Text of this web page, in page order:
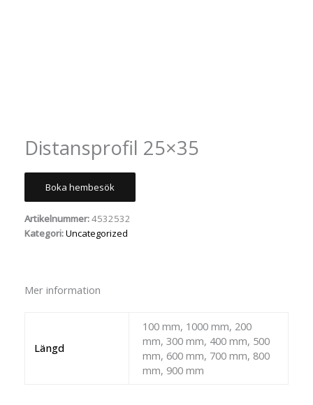
Distansprofil 25×35
Boka hembesök
Artikelnummer:4532532
Kategori:Uncategorized
Mer information
Längd
100 mm, 1000 mm, 200
mm, 300 mm, 400 mm, 500
mm, 600 mm, 700 mm, 800
mm, 900 mm